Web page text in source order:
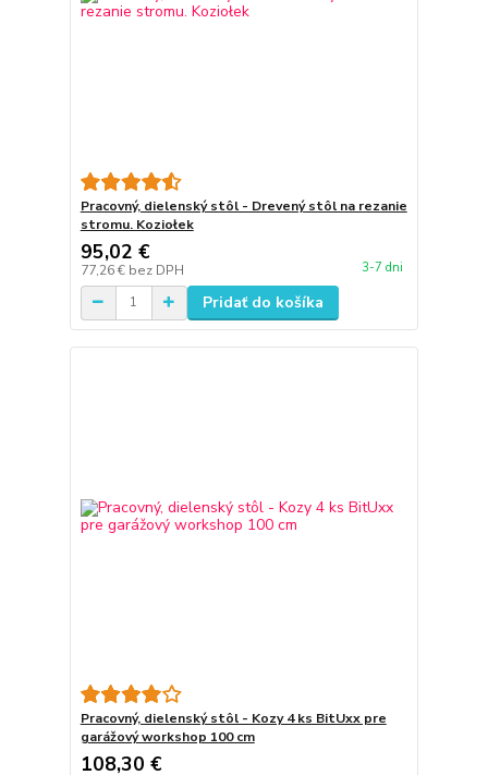
Pracovný, dielenský stôl - Drevený stôl na rezanie
stromu. Koziołek
95,02 €
77,26 € bez DPH 3-7 dni
Pridať do košíka
Pracovný, dielenský stôl - Kozy 4 ks BitUxx pre
garážový workshop 100 cm
108,30 €